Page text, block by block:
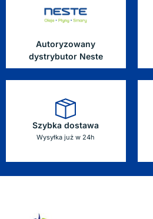
Autoryzowany
dystrybutor Neste
Szybka dostawa
Wysyłka już w 24h